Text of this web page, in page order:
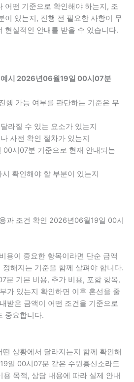
어떤 기준으로 확인해야 하는지, 조
이 있는지, 진행 전 필요한 사항이 무
현실적인 안내를 받을 수 있습니다.
예시 2026년06월19일 00시07분
행 가능 여부를 판단하는 기준은 무
라질 수 있는 요소가 있는지
사전 확인 절차가 있는지
00시07분 기준으로 현재 안내되는
확인해야 할 부분이 있는지
과 조건 확인 2026년06월19일 00시
용이 중요한 항목이라면 단순 금액
해지는 기준을 함께 살펴야 합니다.
분 기본 비용, 추가 비용, 포함 항목,
가 있는지 확인하면 이후 혼선을 줄
받은 금액이 어떤 조건을 기준으로
중요합니다.
상황에서 달라지는지 함께 확인해
일 00시07분 같은 수원흥신소라도
용 목적, 상담 내용에 따라 실제 안내